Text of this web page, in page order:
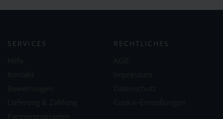
SERVICES RECHTLICHES